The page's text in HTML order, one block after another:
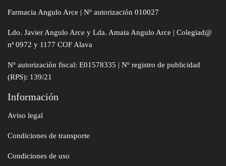
Farmacia Angulo Arce | Nº autorización 010027
Ldo. Javier Angulo Arce y Lda. Amaia Angulo Arce | Colegiad@
nª 0972 y 1177 COF Alava
Nº autorización fiscal: E01578335 | Nº registro de publicidad
(RPS): 139/21
Información
Aviso legal
Condiciones de transporte
Condiciones de uso